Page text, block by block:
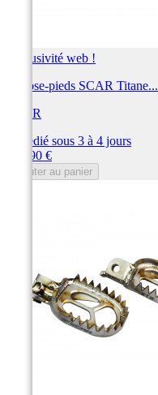
Exclusivité web !
Repose-pieds SCAR Titane...
SCAR
Expédié sous 3 à 4 jours
269,90 €
Ajouter au panier